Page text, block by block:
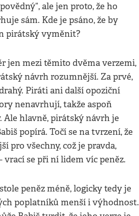
ale jen proto, že ho
sám. Kde je psáno, že by
pirátský vyměnit?
jen mezi těmito dvěma verzemi,
návrh rozumnější. Za prvé,
Piráti ani další opoziční
nenavrhují, takže aspoň
hlavně, pirátský návrh je
popírá. Točí se na tvrzení, že
pro všechny, což je pravda,
vrací se při ní lidem víc peněz.
peněz méně, logicky tedy je
poplatníků menší i výhodnost.